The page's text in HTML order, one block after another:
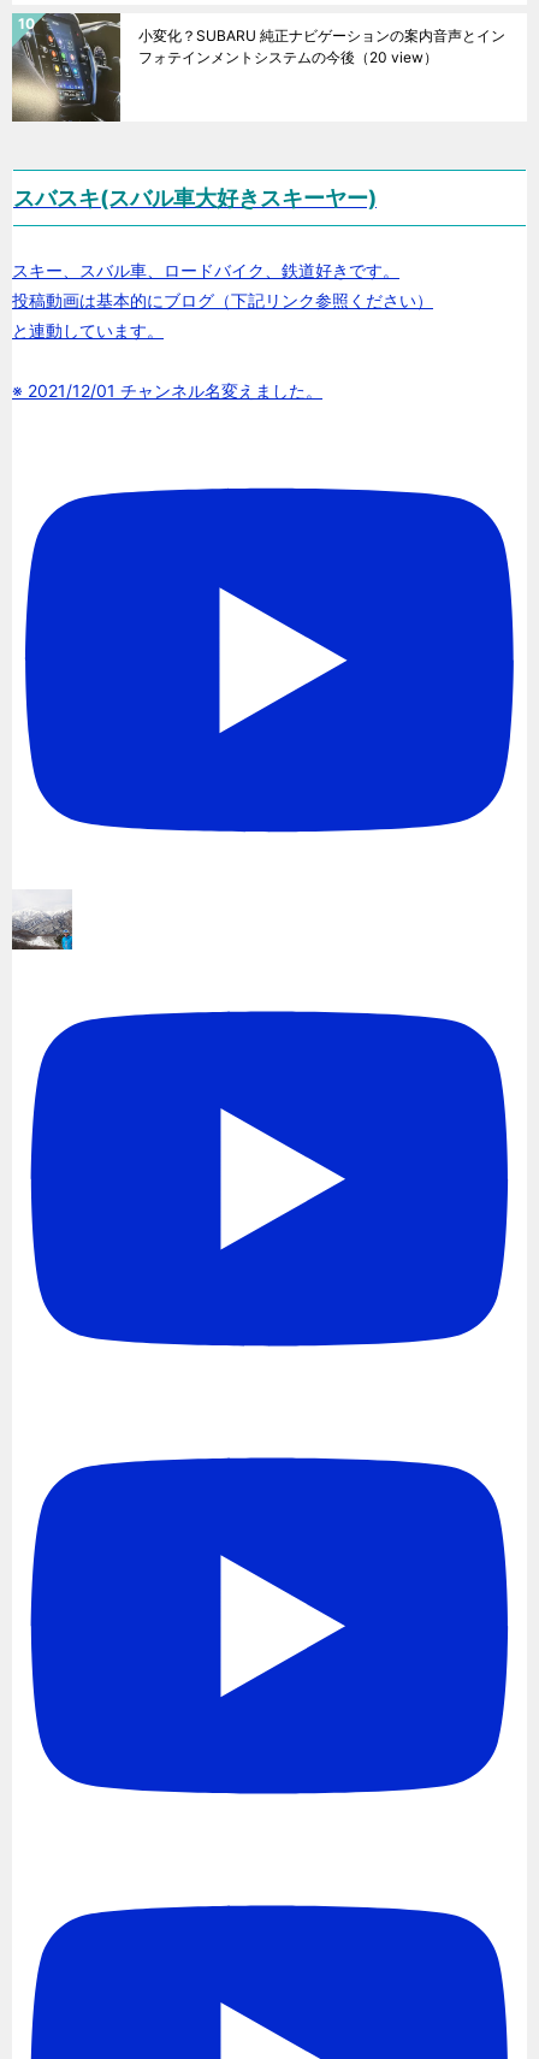
小変化？SUBARU 純正ナビゲーションの案内音声とイン
フォテインメントシステムの今後 （20 view）
スバスキ(スバル車大好きスキーヤー)
スキー、スバル車、ロードバイク、鉄道好きです。
投稿動画は基本的にブログ（下記リンク参照ください）
と連動しています。
※ 2021/12/01 チャンネル名変えました。